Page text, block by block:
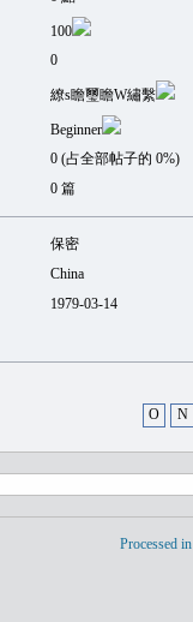
100
0
繚s瞻璽瞻W繡繫
Beginner
0 (占全部帖子的 0%)
0 篇
保密
China
1979-03-14
O N
Processed